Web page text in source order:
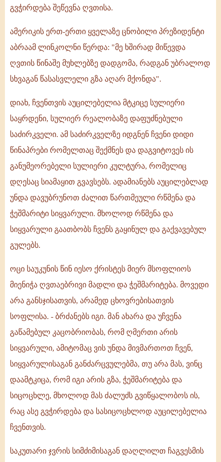
გვჭირდება შეწევნა ღვთისა.
ამერიკის ერთ-ერთი ყველაზე ცნობილი პრეზიდენტი
აბრაამ ლინკოლნი წერდა: "მე ხშირად მიწევდა
ღვთის წინაშე მუხლებზე დადგომა, რადგან უბრალოდ
სხვაგან წასასვლელი გზა აღარ მქონდა".
დიახ, ჩვენთვის აუცილებელია მტკიცე სულიერი
საყრდენი, სულიერ რეალობაზე დაფუძნებული
საძირკველი. ამ საძირკველზე იდგნენ ჩვენი დიდი
წინაპრები რომელთაც შექმნეს და დაგვიტოვეს ის
განუმეორებელი სულიერი კულტურა, რომელიც
დღესაც სიამაყით გვავსებს. ადამიანებს აუცილებლად
უნდა დავუბრუნოთ ძალით წართმეული რწმენა და
ჭეშმარიტი სიყვარული. მხოლოდ რწმენა და
სიყვარული გაათბობს ჩვენს გაყინულ და გაქვავებულ
გულებს.
ოცი საუკუნის წინ იესო ქრისტეს მიერ მსოფლიოს
მიენიჭა ღვთაებრივი მადლი და ჭეშმარიტება. მოვედი
არა განსჯისათვის, არამედ ცხოვრებისათვის
სოფლისა. - ბრძანებს იგი. მან ახარა და უჩვენა
გაწამებულ კაცობრიობას, რომ ღმერთი არის
სიყვარული, ამიტომაც ვის უნდა მივმართოთ ჩვენ,
სიყვარულისაგან განძარცვულებმა, თუ არა მას, ვინც
დაამტკიცა, რომ იგი არის გზა, ჭეშმარიტება და
სიცოცხლე, მხოლოდ მას ძალუძს გვიწყალობოს ის,
რაც ასე გვჭირდება და სასიცოცხლოდ აუცილებელია
ჩვენთვის.
საკუთარი ჯვრის სიმძიმისაგან დაღლილთ ჩაგვესმის